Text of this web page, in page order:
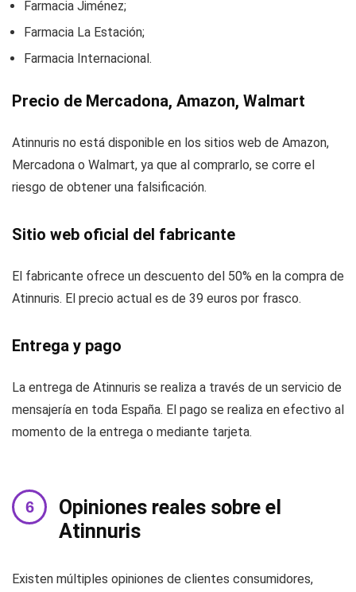
Farmacia Jiménez;
Farmacia La Estación;
Farmacia Internacional.
Precio de Mercadona, Amazon, Walmart
Atinnuris no está disponible en los sitios web de Amazon,
Mercadona o Walmart, ya que al comprarlo, se corre el
riesgo de obtener una falsificación.
Sitio web oficial del fabricante
El fabricante ofrece un descuento del 50% en la compra de
Atinnuris. El precio actual es de 39 euros por frasco.
Entrega y pago
La entrega de Atinnuris se realiza a través de un servicio de
mensajería en toda España. El pago se realiza en efectivo al
momento de la entrega o mediante tarjeta.
Opiniones reales sobre el
Atinnuris
Existen múltiples opiniones de clientes consumidores,